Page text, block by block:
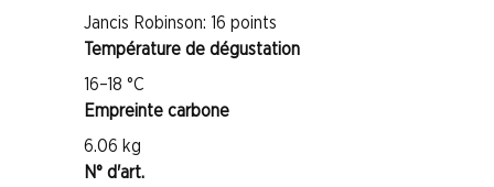
Jancis Robinson: 16 points
Température de dégustation
16–18 °C
Empreinte carbone
6.06 kg
N° d'art.